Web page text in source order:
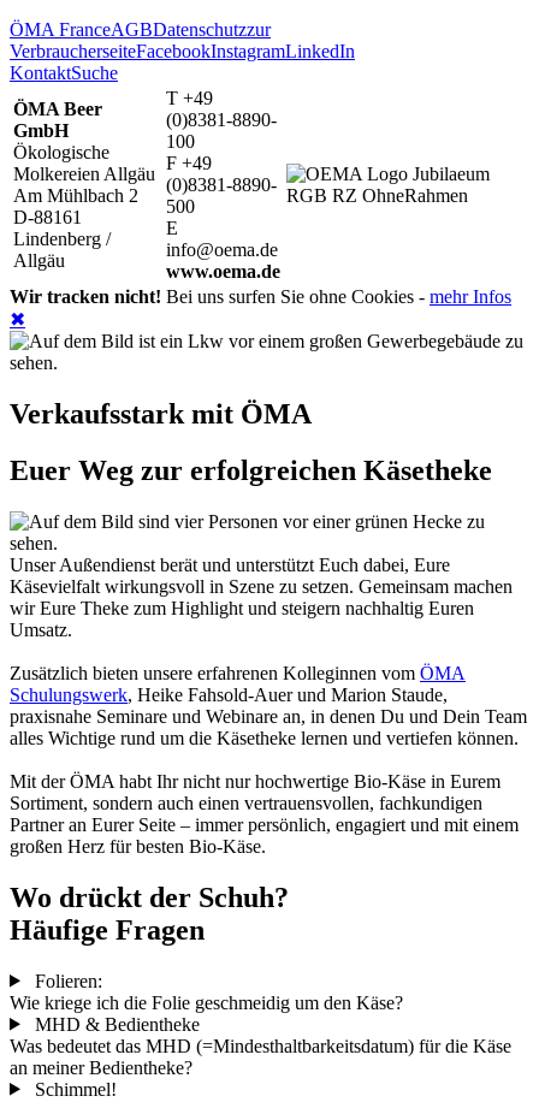
ÖMA FranceAGBDatenschutzzur
VerbraucherseiteFacebookInstagramLinkedIn
KontaktSuche
ÖMA Beer
GmbH
Ökologische
Molkereien Allgäu
Am Mühlbach 2
D-88161
Lindenberg /
Allgäu
T +49
(0)8381-8890-
100
F +49
(0)8381-8890-
500
E
info@oema.de
www.oema.de
Wir tracken nicht! Bei uns surfen Sie ohne Cookies - mehr Infos
✖
Verkaufsstark mit ÖMA
Euer Weg zur erfolgreichen Käsetheke
Unser Außendienst berät und unterstützt Euch dabei, Eure
Käsevielfalt wirkungsvoll in Szene zu setzen. Gemeinsam machen
wir Eure Theke zum Highlight und steigern nachhaltig Euren
Umsatz.
Zusätzlich bieten unsere erfahrenen Kolleginnen vom ÖMA
Schulungswerk, Heike Fahsold-Auer und Marion Staude,
praxisnahe Seminare und Webinare an, in denen Du und Dein Team
alles Wichtige rund um die Käsetheke lernen und vertiefen können.
Mit der ÖMA habt Ihr nicht nur hochwertige Bio-Käse in Eurem
Sortiment, sondern auch einen vertrauensvollen, fachkundigen
Partner an Eurer Seite – immer persönlich, engagiert und mit einem
großen Herz für besten Bio-Käse.
Wo drückt der Schuh?
Häufige Fragen
Folieren:
Wie kriege ich die Folie geschmeidig um den Käse?
MHD & Bedientheke
Was bedeutet das MHD (=Mindesthaltbarkeitsdatum) für die Käse
an meiner Bedientheke?
Schimmel!